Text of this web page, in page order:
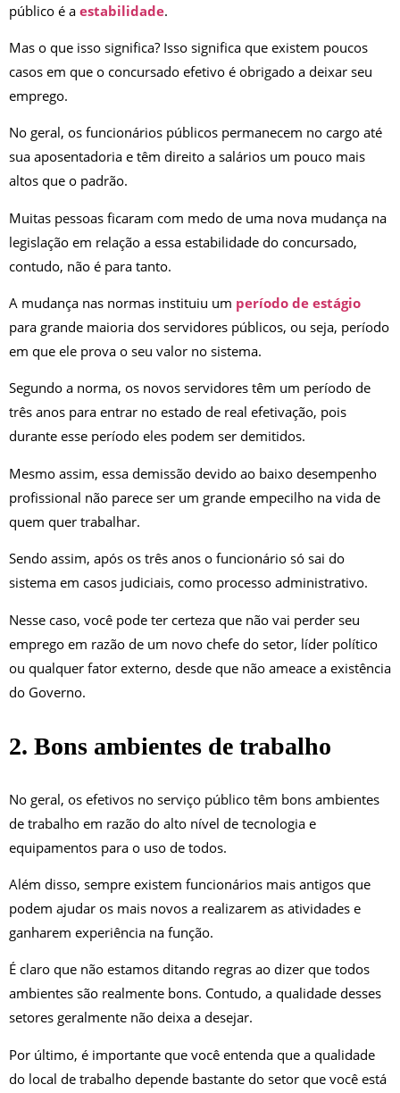
público é a estabilidade.
Mas o que isso significa? Isso significa que existem poucos
casos em que o concursado efetivo é obrigado a deixar seu
emprego.
No geral, os funcionários públicos permanecem no cargo até
sua aposentadoria e têm direito a salários um pouco mais
altos que o padrão.
Muitas pessoas ficaram com medo de uma nova mudança na
legislação em relação a essa estabilidade do concursado,
contudo, não é para tanto.
A mudança nas normas instituiu um período de estágio
para grande maioria dos servidores públicos, ou seja, período
em que ele prova o seu valor no sistema.
Segundo a norma, os novos servidores têm um período de
três anos para entrar no estado de real efetivação, pois
durante esse período eles podem ser demitidos.
Mesmo assim, essa demissão devido ao baixo desempenho
profissional não parece ser um grande empecilho na vida de
quem quer trabalhar.
Sendo assim, após os três anos o funcionário só sai do
sistema em casos judiciais, como processo administrativo.
Nesse caso, você pode ter certeza que não vai perder seu
emprego em razão de um novo chefe do setor, líder político
ou qualquer fator externo, desde que não ameace a existência
do Governo.
2. Bons ambientes de trabalho
No geral, os efetivos no serviço público têm bons ambientes
de trabalho em razão do alto nível de tecnologia e
equipamentos para o uso de todos.
Além disso, sempre existem funcionários mais antigos que
podem ajudar os mais novos a realizarem as atividades e
ganharem experiência na função.
É claro que não estamos ditando regras ao dizer que todos
ambientes são realmente bons. Contudo, a qualidade desses
setores geralmente não deixa a desejar.
Por último, é importante que você entenda que a qualidade
do local de trabalho depende bastante do setor que você está